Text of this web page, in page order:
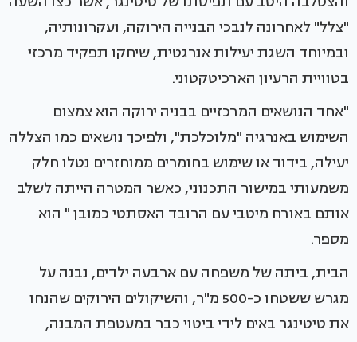
"צלל" לאחרונה לנבכי הבנייה הירוקה, ועקרונותיה,
ובמיוחד השגת יעילות אנרגטית, שיחקו תפקיד מרכזי
בטוויית הרעיון הארכיטקטוני.
"אחד הנושאים המרכזיים בבניה ירוקה הוא צמצום
השימוש באנרגיה "מלוכלכת", ולפיכך נושאים כמו הצללה
יעילה, בידוד או שימוש בחומרים ממוחזרים נטלו חלק
משמעותי במישור התכנוני, כאשר המטרה הייתה לשלב
אותם באורח מיטבי עם הרובד האסתטי כמובן " הוא
מספר.
הבית, ביתה של משפחה עם ארבעה ילדים, נבנה על
מגרש ששטחו כ-500 מ"ר, והשיקולים הירוקים שהנחו
את טיטינגר באים לידי ביטוי כבר במעטפת המבנה,